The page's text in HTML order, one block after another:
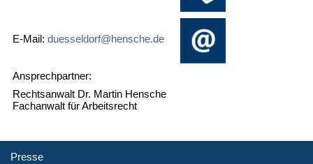
E-Mail: duesseldorf@hensche.de
Ansprechpartner:
Rechtsanwalt Dr. Martin Hensche
Fachanwalt für Arbeitsrecht
Presse